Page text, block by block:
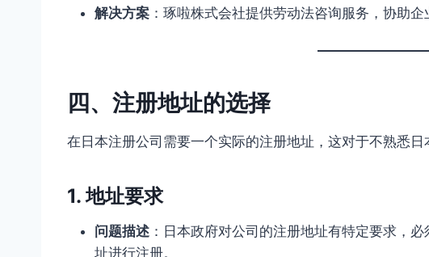
解决方案 ：琢啦株式会社提供劳动法咨询服务，协助
四、注册地址的选择
在日本注册公司需要一个实际的注册地址，这对于不熟悉日
1. 地址要求
问题描述 ：日本政府对公司的注册地址有特定要求，
址进行注册。